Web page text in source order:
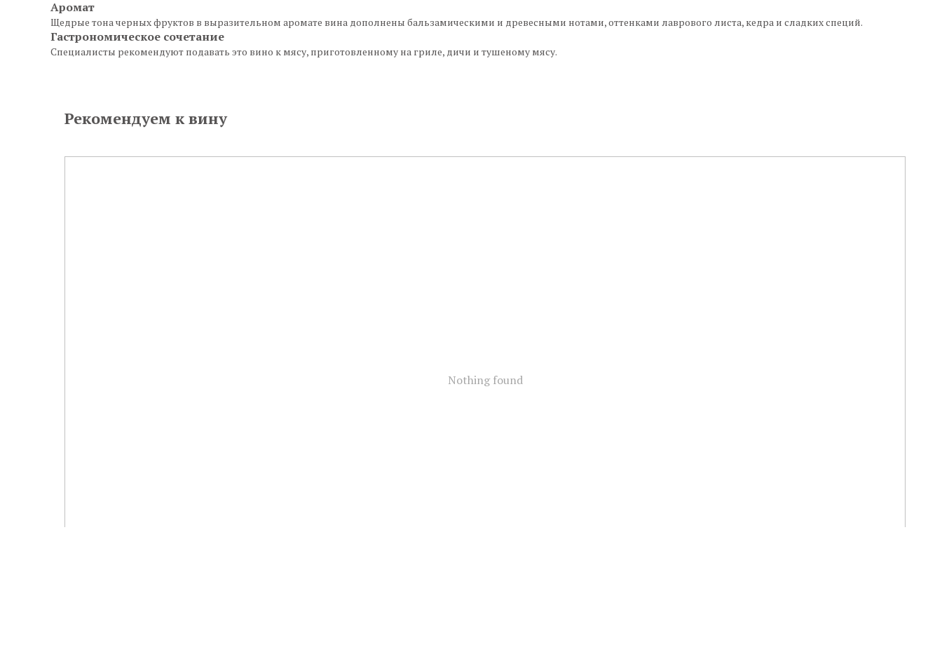
Аромат
Щедрые тона черных фруктов в выразительном аромате вина дополнены бальзамическими и древесными нотами, оттенками лаврового листа, кедра и сладких специй.
Гастрономическое сочетание
Специалисты рекомендуют подавать это вино к мясу, приготовленному на гриле, дичи и тушеному мясу.
Рекомендуем к вину
Nothing found